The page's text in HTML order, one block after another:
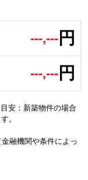
---,---円
---,---円
安：新築物件の場合
。
融機関や条件によっ